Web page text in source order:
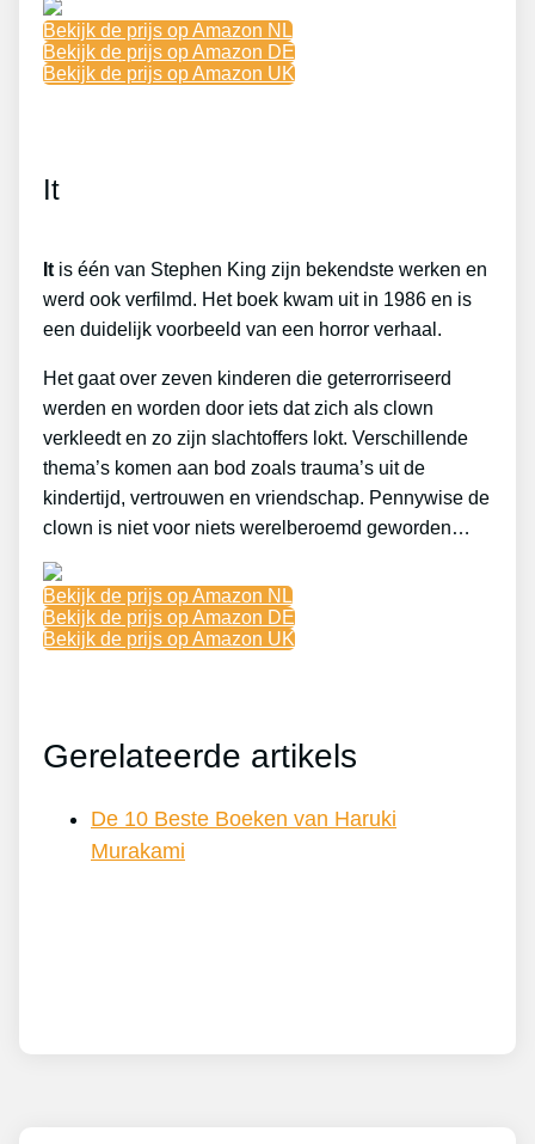
Bekijk de prijs op Amazon NL
Bekijk de prijs op Amazon DE
Bekijk de prijs op Amazon UK
It
It is één van Stephen King zijn bekendste werken en
werd ook verfilmd. Het boek kwam uit in 1986 en is
een duidelijk voorbeeld van een horror verhaal.
Het gaat over zeven kinderen die geterrorriseerd
werden en worden door iets dat zich als clown
verkleedt en zo zijn slachtoffers lokt. Verschillende
thema’s komen aan bod zoals trauma’s uit de
kindertijd, vertrouwen en vriendschap. Pennywise de
clown is niet voor niets werelberoemd geworden…
Bekijk de prijs op Amazon NL
Bekijk de prijs op Amazon DE
Bekijk de prijs op Amazon UK
Gerelateerde artikels
De 10 Beste Boeken van Haruki
Murakami